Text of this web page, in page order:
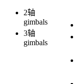
2轴
gimbals
3轴
gimbals